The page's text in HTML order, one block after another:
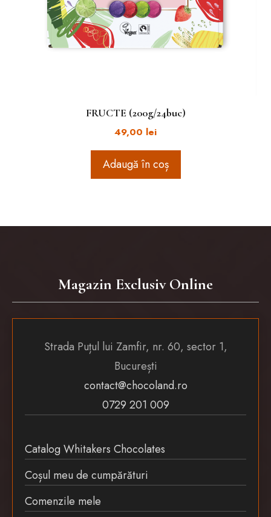
FRUCTE (200g/24buc)
49,00 lei
Adaugă în coș
Magazin Exclusiv Online
Strada Puțul lui Zamfir, nr. 60, sector 1,
București
contact@chocoland.ro
0729 201 009
Catalog Whitakers Chocolates
Coșul meu de cumpărături
Comenzile mele